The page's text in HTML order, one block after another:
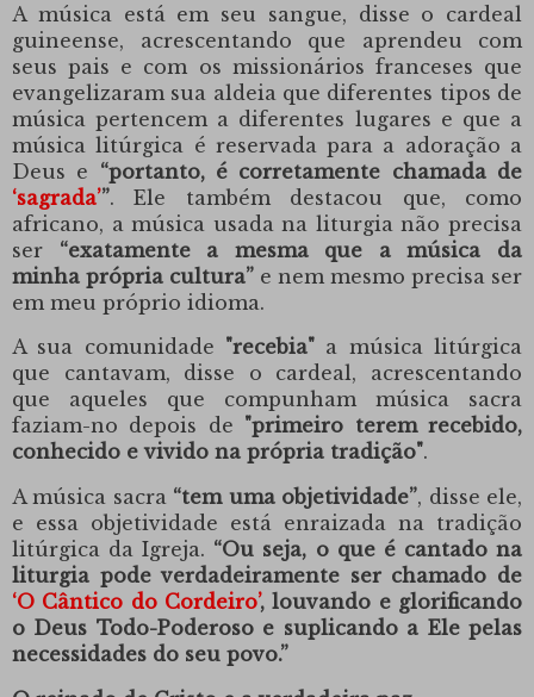
A música está em seu sangue, disse o cardeal
guineense, acrescentando que aprendeu com
seus pais e com os missionários franceses que
evangelizaram sua aldeia que diferentes tipos de
música pertencem a diferentes lugares e que a
música litúrgica é reservada para a adoração a
Deus e “portanto, é corretamente chamada de
‘sagrada’”. Ele também destacou que, como
africano, a música usada na liturgia não precisa
ser “exatamente a mesma que a música da
minha própria cultura” e nem mesmo precisa ser
em meu próprio idioma.
A sua comunidade "recebia" a música litúrgica
que cantavam, disse o cardeal, acrescentando
que aqueles que compunham música sacra
faziam-no depois de "primeiro terem recebido,
conhecido e vivido na própria tradição".
A música sacra “tem uma objetividade”, disse ele,
e essa objetividade está enraizada na tradição
litúrgica da Igreja. “Ou seja, o que é cantado na
liturgia pode verdadeiramente ser chamado de
‘O Cântico do Cordeiro’, louvando e glorificando
o Deus Todo-Poderoso e suplicando a Ele pelas
necessidades do seu povo.”